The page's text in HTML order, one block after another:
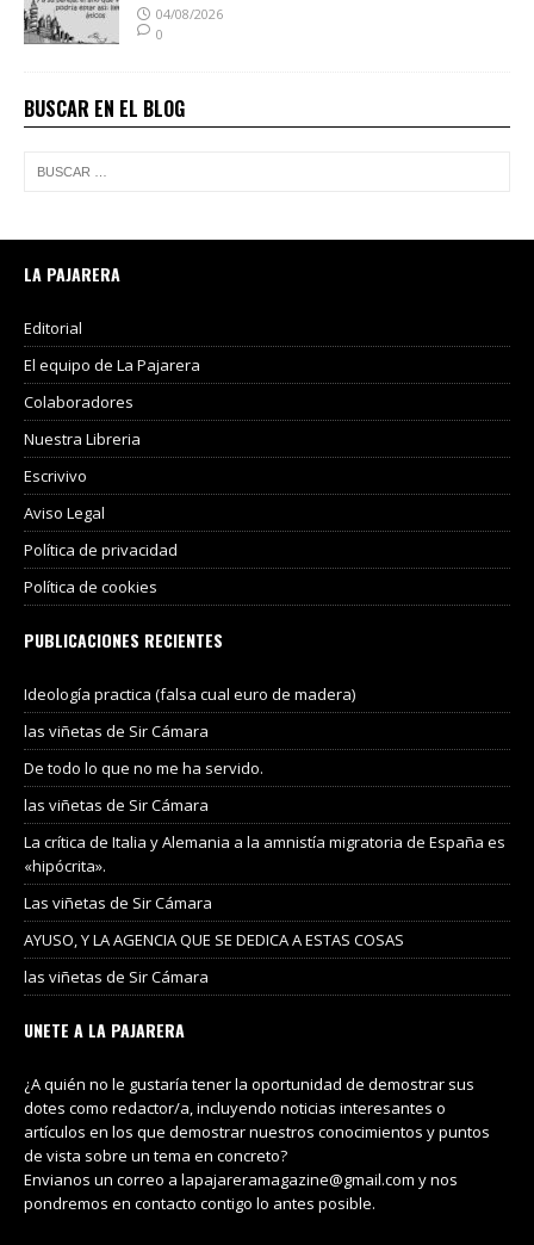
04/08/2026
0
BUSCAR EN EL BLOG
LA PAJARERA
Editorial
El equipo de La Pajarera
Colaboradores
Nuestra Libreria
Escrivivo
Aviso Legal
Política de privacidad
Política de cookies
PUBLICACIONES RECIENTES
Ideología practica (falsa cual euro de madera)
las viñetas de Sir Cámara
De todo lo que no me ha servido.
las viñetas de Sir Cámara
La crítica de Italia y Alemania a la amnistía migratoria de España es
«hipócrita».
Las viñetas de Sir Cámara
AYUSO, Y LA AGENCIA QUE SE DEDICA A ESTAS COSAS
las viñetas de Sir Cámara
UNETE A LA PAJARERA
¿A quién no le gustaría tener la oportunidad de demostrar sus
dotes como redactor/a, incluyendo noticias interesantes o
artículos en los que demostrar nuestros conocimientos y puntos
de vista sobre un tema en concreto?
Envianos un correo a lapajareramagazine@gmail.com y nos
pondremos en contacto contigo lo antes posible.